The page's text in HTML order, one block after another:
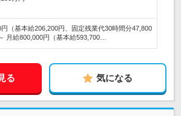
円（基本給206,200円、固定残業代30時間分47,800
月給800,000円（基本給593,700…
る 気になる